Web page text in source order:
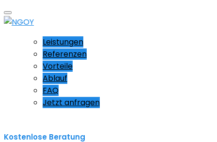
Leistungen
Referenzen
Vorteile
Ablauf
FAQ
Jetzt anfragen
Kostenlose Beratung